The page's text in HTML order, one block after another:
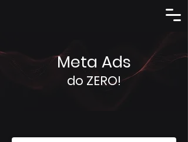
Meta Ads
do ZERO!